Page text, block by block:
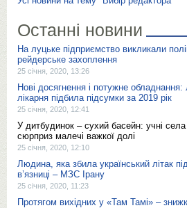
Останні новини
На луцьке підприємство викликали
рейдерське захоплення
25 січня, 2020, 13:26
Нові досягнення і потужне обладнання:
лікарня підбила підсумки за 2019 рік
25 січня, 2020, 12:41
У дитбудинок – сухий басейн: учні
сюрприз малечі важкої долі
25 січня, 2020, 12:10
Людина, яка збила український літак
в’язниці – МЗС Ірану
25 січня, 2020, 11:23
Протягом вихідних у «Там Тамі» –